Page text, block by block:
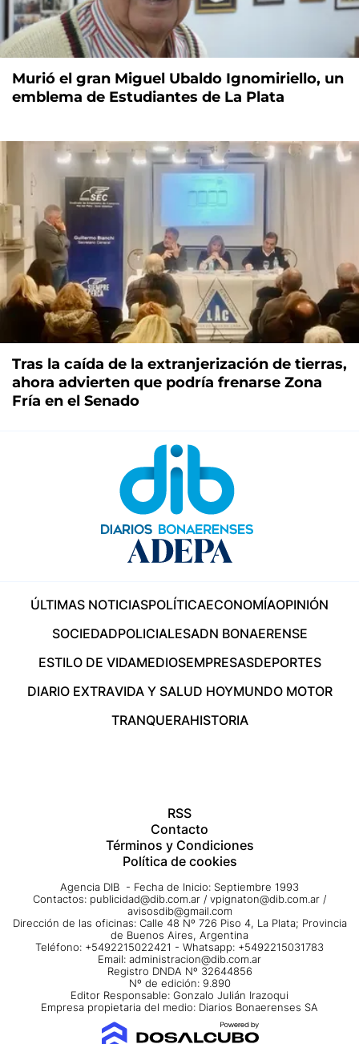
Murió el gran Miguel Ubaldo Ignomiriello, un
emblema de Estudiantes de La Plata
Tras la caída de la extranjerización de tierras,
ahora advierten que podría frenarse Zona
Fría en el Senado
ÚLTIMAS NOTICIASPOLÍTICAECONOMÍAOPINIÓN
SOCIEDADPOLICIALESADN BONAERENSE
ESTILO DE VIDAMEDIOSEMPRESASDEPORTES
DIARIO EXTRAVIDA Y SALUD HOYMUNDO MOTOR
TRANQUERAHISTORIA
RSS
Contacto
Términos y Condiciones
Política de cookies
Agencia DIB - Fecha de Inicio: Septiembre 1993
Contactos: publicidad@dib.com.ar / vpignaton@dib.com.ar /
avisosdib@gmail.com
Dirección de las oficinas: Calle 48 Nº 726 Piso 4, La Plata; Provincia
de Buenos Aires, Argentina
Teléfono: +5492215022421 - Whatsapp: +5492215031783
Email: administracion@dib.com.ar
Registro DNDA Nº 32644856
Nº de edición: 9.890
Editor Responsable: Gonzalo Julián Irazoqui
Empresa propietaria del medio: Diarios Bonaerenses SA